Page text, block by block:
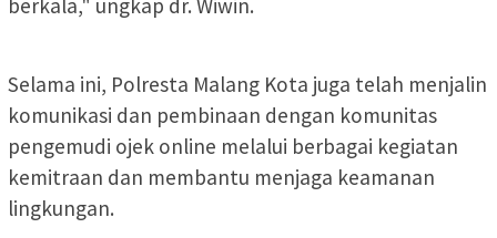
berkala," ungkap dr. Wiwin.
Selama ini, Polresta Malang Kota juga telah menjalin
komunikasi dan pembinaan dengan komunitas
pengemudi ojek online melalui berbagai kegiatan
kemitraan dan membantu menjaga keamanan
lingkungan.